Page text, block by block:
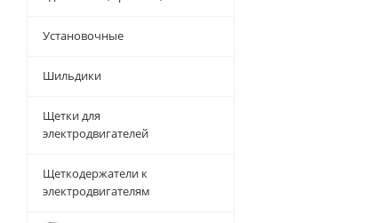
Установочные
Шильдики
Щетки для
электродвигателей
Щеткодержатели к
электродвигателям